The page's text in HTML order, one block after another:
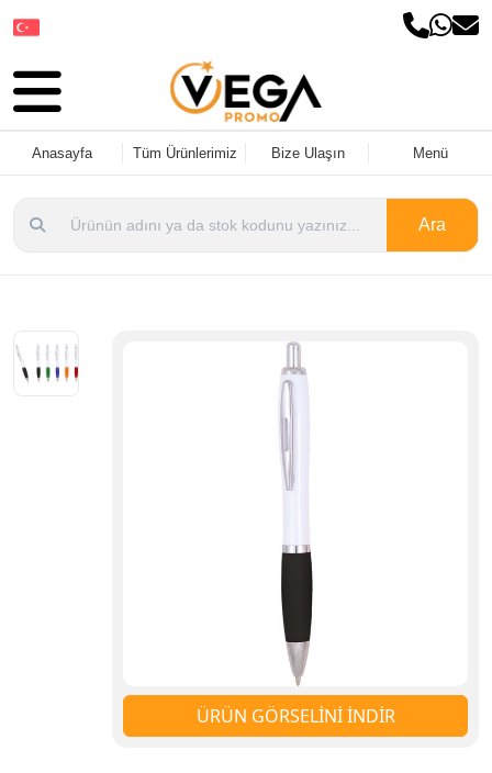
Anasayfa Tüm Ürünlerimiz Bize Ulaşın Menü
Ara
ÜRÜN GÖRSELİNİ İNDİR